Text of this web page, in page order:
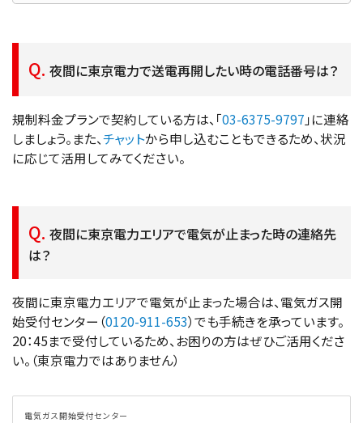
夜間に東京電力で送電再開したい時の電話番号は？
規制料金プランで契約している方は、「03-6375-9797 」に連絡
しましょう。また、チャットから申し込むこともできるため、状況
に応じて活用してみてください。
夜間に東京電力エリアで電気が止まった時の連絡先
は？
夜間に東京電力エリアで電気が止まった場合は、電気ガス開
始受付センター（0120-911-653）でも手続きを承っています。
20：45まで受付しているため、お困りの方はぜひご活用くださ
い。（東京電力ではありません）
電気ガス開始受付センター